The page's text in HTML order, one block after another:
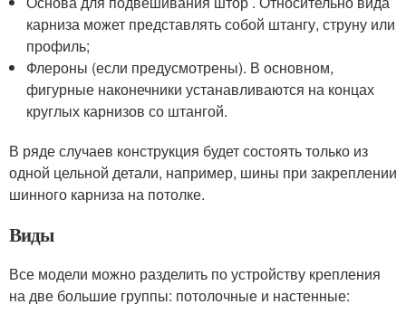
карниза может представлять собой штангу, струну или
профиль;
Флероны (если предусмотрены). В основном,
фигурные наконечники устанавливаются на концах
круглых карнизов со штангой.
В ряде случаев конструкция будет состоять только из
одной цельной детали, например, шины при закреплении
шинного карниза на потолке.
Виды
Все модели можно разделить по устройству крепления
на две большие группы: потолочные и настенные: